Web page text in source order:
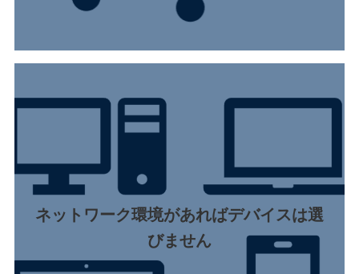
ネットワーク環境があればデバイスは選
びません